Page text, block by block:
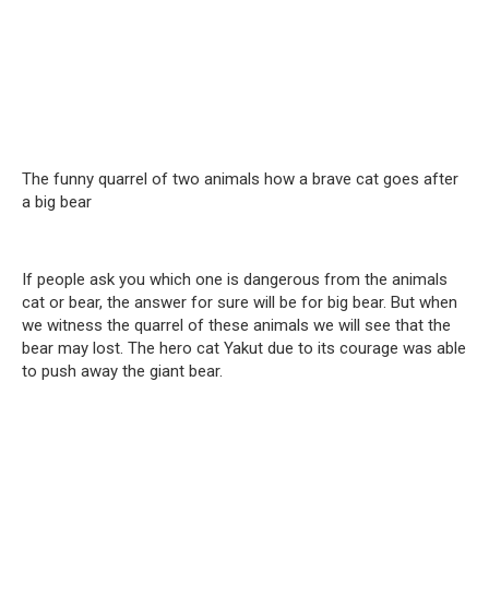
The funny quarrel of two animals how a brave cat goes after
a big bear
If people ask you which one is dangerous from the animals
cat or bear, the answer for sure will be for big bear. But when
we witness the quarrel of these animals we will see that the
bear may lost. The hero cat Yakut due to its courage was able
to push away the giant bear.